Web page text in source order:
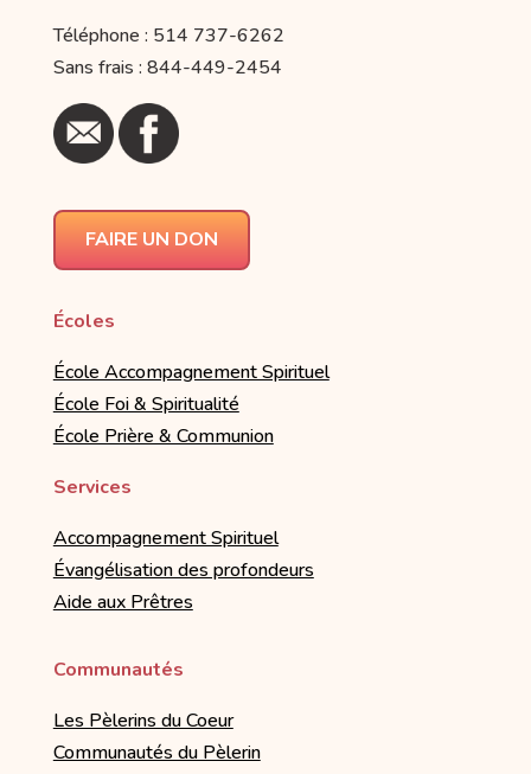
Téléphone : 514 737-6262
Sans frais : 844-449-2454
FAIRE UN DON
Écoles
École Accompagnement Spirituel
École Foi & Spiritualité
École Prière & Communion
Services
Accompagnement Spirituel
Évangélisation des profondeurs
Aide aux Prêtres
Communautés
Les Pèlerins du Coeur
Communautés du Pèlerin